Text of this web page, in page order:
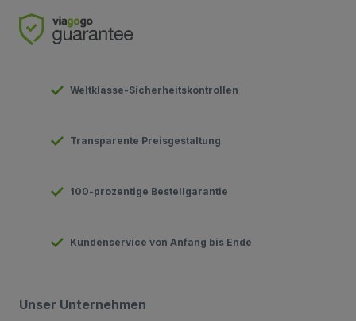
Weltklasse-Sicherheitskontrollen
Transparente Preisgestaltung
100-prozentige Bestellgarantie
Kundenservice von Anfang bis Ende
Unser Unternehmen